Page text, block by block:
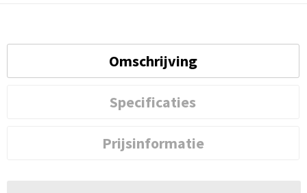
Omschrijving
Specificaties
Prijsinformatie